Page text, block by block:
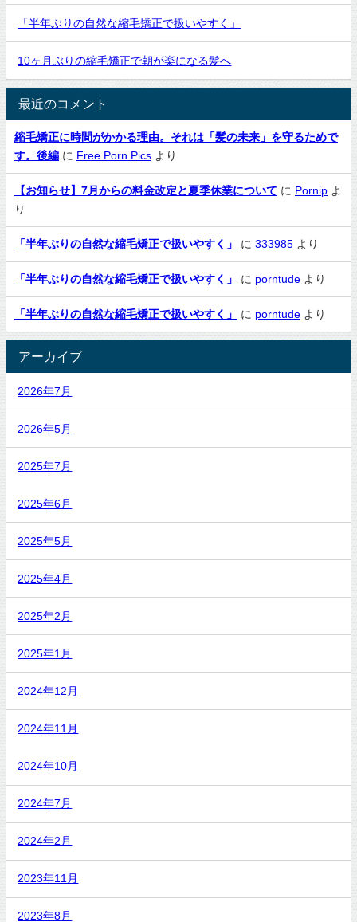
「半年ぶりの自然な縮毛矯正で扱いやすく」
10ヶ月ぶりの縮毛矯正で朝が楽になる髪へ
最近のコメント
縮毛矯正に時間がかかる理由。それは「髪の未来」を守るためで
す。後編 に Free Porn Pics より
【お知らせ】7月からの料金改定と夏季休業について に Pornip よ
り
「半年ぶりの自然な縮毛矯正で扱いやすく」 に 333985 より
「半年ぶりの自然な縮毛矯正で扱いやすく」 に porntude より
「半年ぶりの自然な縮毛矯正で扱いやすく」 に porntude より
アーカイブ
2026年7月
2026年5月
2025年7月
2025年6月
2025年5月
2025年4月
2025年2月
2025年1月
2024年12月
2024年11月
2024年10月
2024年7月
2024年2月
2023年11月
2023年8月